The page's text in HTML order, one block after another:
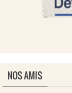
NOS AMIS